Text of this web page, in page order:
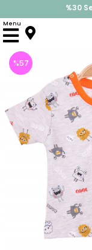
%30
İndirimlere
Menu
Anasayfa
%57